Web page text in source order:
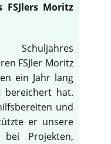
FSJlers Moritz
FSJler Moritz
ein Jahr lang
bereichert hat.
und
er unsere
Projekten,